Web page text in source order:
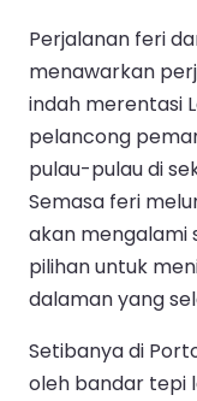
Perjalanan feri
menawarkan
indah merentasi
pelancong
pulau-pulau di
Semasa feri
akan mengalami
pilihan untuk
dalaman yang
Setibanya di
oleh bandar tepi